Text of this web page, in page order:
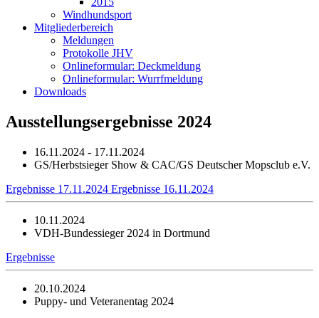
Windhundsport
Mitgliederbereich
Meldungen
Protokolle JHV
Onlineformular: Deckmeldung
Onlineformular: Wurrfmeldung
Downloads
Ausstellungsergebnisse 2024
16.11.2024 - 17.11.2024
GS/Herbstsieger Show & CAC/GS Deutscher Mopsclub e.V.
Ergebnisse 17.11.2024 Ergebnisse 16.11.2024
10.11.2024
VDH-Bundessieger 2024 in Dortmund
Ergebnisse
20.10.2024
Puppy- und Veteranentag 2024